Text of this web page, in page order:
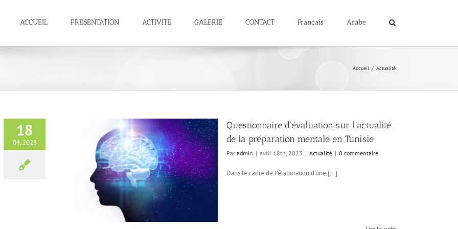
ACCUEIL PRESENTATION ACTIVITE GALERIE CONTACT Français Arabe
Accueil / Actualité
18
04, 2023
de la
Questionnaire d’évaluation sur l’actualité
de la préparation mentale en Tunisie
Par admin | avril 18th, 2023 | Actualité | 0 commentaire
Dans le cadre de l’élaboration d’une [...]